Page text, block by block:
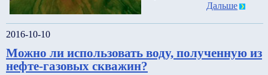
Дальше
2016-10-10
Можно ли использовать воду, полученную из
нефте-газовых скважин?